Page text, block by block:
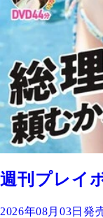
週刊プレイ
2026年08月03日発